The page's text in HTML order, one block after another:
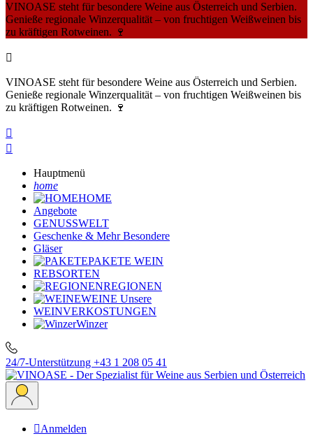
VINOASE steht für besondere Weine aus Österreich und Serbien.
Genieße regionale Winzerqualität – von fruchtigen Weißweinen bis
zu kräftigen Rotweinen. 🍷

VINOASE steht für besondere Weine aus Österreich und Serbien.
Genieße regionale Winzerqualität – von fruchtigen Weißweinen bis
zu kräftigen Rotweinen. 🍷


Hauptmenü
home
HOME
Angebote
GENUSSWELT
Geschenke & MehrBesondere
Gläser
PAKETE WEIN
REBSORTEN
REGIONEN
WEINE Unsere
WEINVERKOSTUNGEN
Winzer
24/7-Unterstützung +43 1 208 05 41
Anmelden